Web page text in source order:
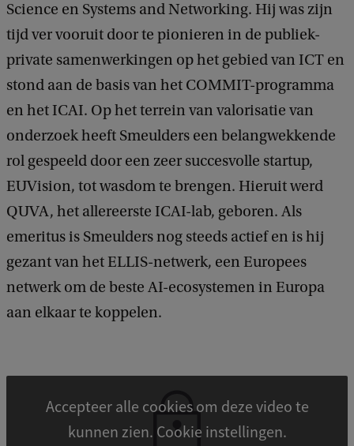
Science en Systems and Networking. Hij was zijn
tijd ver vooruit door te pionieren in de publiek-
private samenwerkingen op het gebied van ICT en
stond aan de basis van het COMMIT-programma
en het ICAI. Op het terrein van valorisatie van
onderzoek heeft Smeulders een belangwekkende
rol gespeeld door een zeer succesvolle startup,
EUVision, tot wasdom te brengen. Hieruit werd
QUVA, het allereerste ICAI-lab, geboren. Als
emeritus is Smeulders nog steeds actief en is hij
gezant van het ELLIS-netwerk, een Europees
netwerk om de beste AI-ecosystemen in Europa
aan elkaar te koppelen.
Accepteer alle cookies om deze video te
kunnen zien. Cookie instellingen.